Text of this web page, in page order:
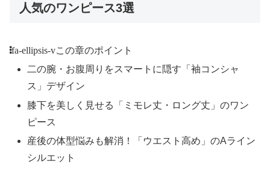
人気のワンピース3選
fa-ellipsis-vこの章のポイント
二の腕・お腹周りをスマートに隠す「袖コンシャ
ス」デザイン
膝下を美しく見せる「ミモレ丈・ロング丈」のワン
ピース
産後の体型悩みも解消！「ウエスト高め」のAライン
シルエット